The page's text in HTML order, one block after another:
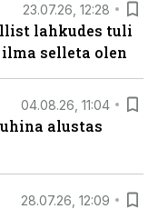
23.07.26, 12:28
lahkudes tuli
selleta olen
04.08.26, 11:04
alustas
28.07.26, 12:09